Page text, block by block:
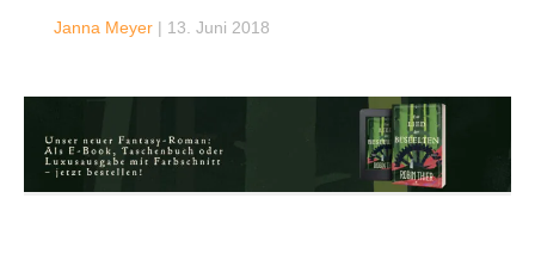
Janna Meyer | 13. Juni 2018